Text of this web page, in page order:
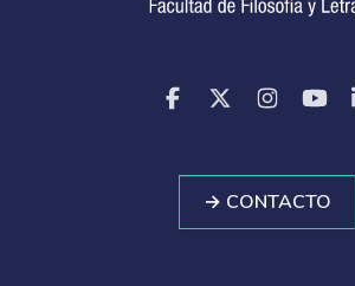
→ CONTACTO